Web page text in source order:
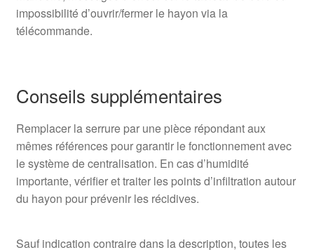
impossibilité d’ouvrir/fermer le hayon via la
télécommande.
Conseils supplémentaires
Remplacer la serrure par une pièce répondant aux
mêmes références pour garantir le fonctionnement avec
le système de centralisation. En cas d’humidité
importante, vérifier et traiter les points d’infiltration autour
du hayon pour prévenir les récidives.
Sauf indication contraire dans la description, toutes les